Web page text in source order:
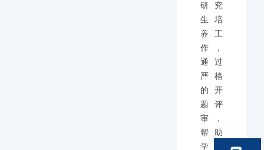
研究
生培
养工
作，
通过
严格
的开
题评
审，
帮助
学员